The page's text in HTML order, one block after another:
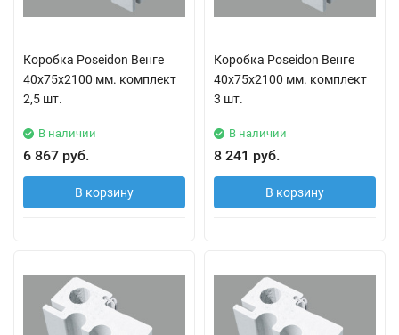
Коробка Poseidon Венге
40х75х2100 мм. комплект
2,5 шт.
В наличии
6 867 руб.
В корзину
Коробка Poseidon Венге
40х75х2100 мм. комплект
3 шт.
В наличии
8 241 руб.
В корзину